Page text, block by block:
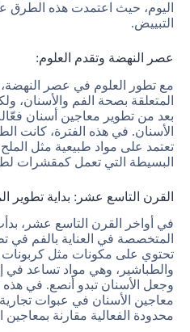
اليوم، حيث اعتمدت هذه الطرق
التبييض.
عصر النهضة وتقدم العلوم:
مع تطور العلوم في عصر النهضة،
المتعلقة بصحة الفم والأسنان،
بعد من تطوير معاجين أسنان
الأسنان. في هذه الفترة، كانت
تعتمد على مواد طبيعية مثل
البسيطة التي تعمل كمقشرات
القرن التاسع عشر: بداية تطوير
في أواخر القرن التاسع عشر،
المتخصصة في العناية بالفم في
تحتوي على مكونات مثل كربونات
والطباشير، وهي مواد تساعد في
وجعل الأسنان تبدو أنصع. في هذه
معاجين الأسنان في عبوات
محدودة الفعالية مقارنة بمعاجين